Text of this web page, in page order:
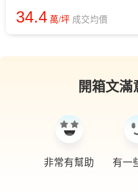
34.4萬/坪 成交均價
開箱文滿
非常有幫助 有一